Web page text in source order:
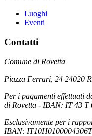
Luoghi
Eventi
Contatti
Comune di Rovetta
Piazza Ferrari, 24 24020
Per i pagamenti effettuati
di Rovetta - IBAN: IT 43 T
Esclusivamente per i
IBAN: